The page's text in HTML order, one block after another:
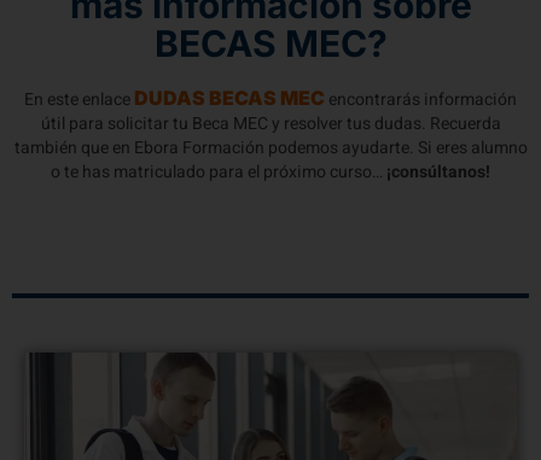
BECAS MEC?
En este enlace DUDAS BECAS MEC encontrarás información
útil para solicitar tu Beca MEC y resolver tus dudas. Recuerda
también que en Ebora Formación podemos ayudarte. Si eres alumno
o te has matriculado para el próximo curso… ¡consúltanos!